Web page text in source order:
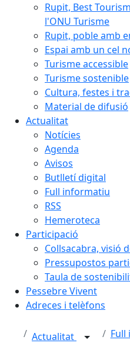
Rupit, Best
l'ONU Turisme
Rupit, poble amb
Espai amb un cel
Turisme accessible
Turisme sostenible
Cultura, festes i
Material de difusió
Actualitat
Notícies
Agenda
Avisos
Butlletí digital
Full informatiu
RSS
Hemeroteca
Participació
Collsacabra, visió
Pressupostos
Taula de
Pessebre Vivent
Adreces i telèfons
Actualitat